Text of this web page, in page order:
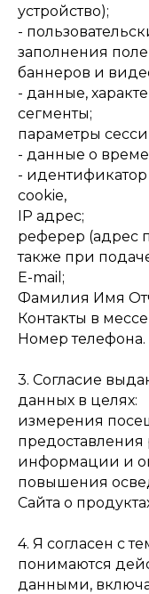
устройство);
-
заполнения
баннеров и
- данные,
сегменты;
параметры
- данные о
-
cookie,
IP адрес;
реферер (адрес
также при
E-mail;
Фамилия Имя
Контакты в
Номер телефона.
3. Согласие
данных в целях:
измерения
информации и
повышения
Сайта о
4. Я согласен с
понимаются
данными,